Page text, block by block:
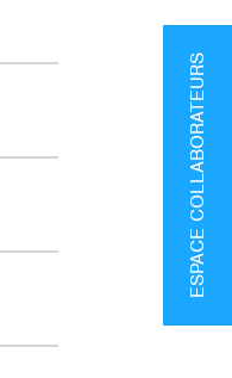
ESPACE COLLABORATEURS